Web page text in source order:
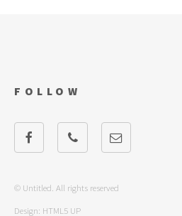
FOLLOW
© Untitled. All rights reserved
Design: HTML5 UP